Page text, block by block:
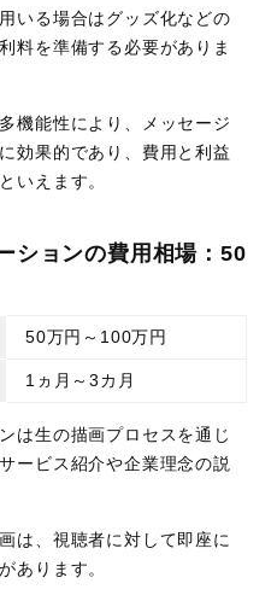
いる場合はグッズ化などの
料を準備する必要がありま
機能性により、メッセージ
効果的であり、費用と利益
いえます。
ションの費用相場：50
50万円～100万円
1ヵ月～3カ月
は生の描画プロセスを通じ
ービス紹介や企業理念の説
は、視聴者に対して即座に
あります。